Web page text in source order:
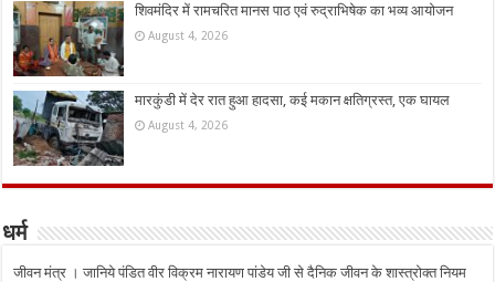
शिवमंदिर में रामचरित मानस पाठ एवं रुद्राभिषेक का भव्य आयोजन
August 4, 2026
मारकुंडी में देर रात हुआ हादसा, कई मकान क्षतिग्रस्त, एक घायल
August 4, 2026
धर्म
जीवन मंत्र । जानिये पंडित वीर विक्रम नारायण पांडेय जी से दैनिक जीवन के शास्त्रोक्त नियम